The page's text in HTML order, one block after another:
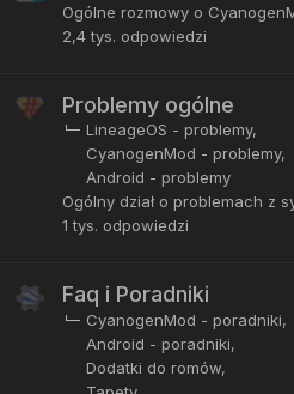
Ogólne rozmowy o
2,4 tys. odpowiedzi
Problemy ogólne
LineageOS - problemy
CyanogenMod - problemy
Android - problemy
Ogólny dział o problemach z
1 tys. odpowiedzi
Faq i Poradniki
CyanogenMod - poradniki
Android - poradniki
Dodatki do romów